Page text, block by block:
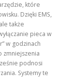
które
Dzięki EMS,
także
pieca w
w godzinach
zmniejszenia
podnosi
Systemy te